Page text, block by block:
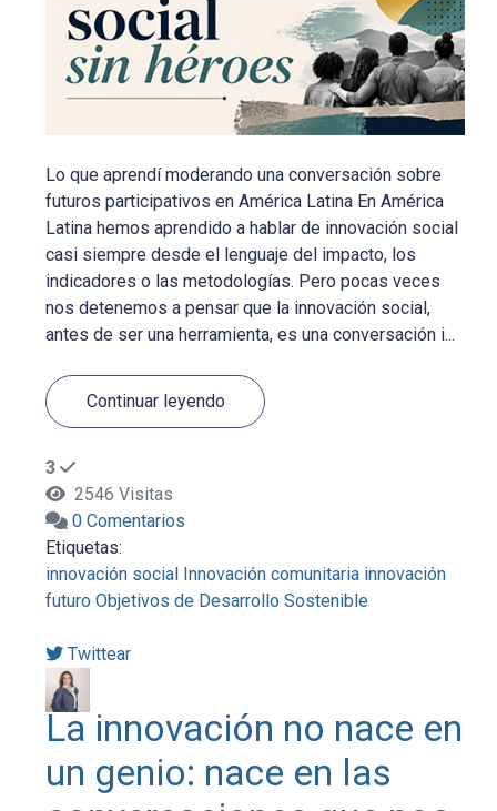
Lo que aprendí moderando una conversación sobre
futuros participativos en América Latina En América
Latina hemos aprendido a hablar de innovación social
casi siempre desde el lenguaje del impacto, los
indicadores o las metodologías. Pero pocas veces
nos detenemos a pensar que la innovación social,
antes de ser una herramienta, es una conversación i...
Continuar leyendo
3
2546 Visitas
0 Comentarios
Etiquetas:
innovación social Innovación comunitaria innovación
futuro Objetivos de Desarrollo Sostenible
Twittear
La innovación no nace en
un genio: nace en las